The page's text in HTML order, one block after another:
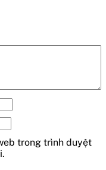
trong trình duyệt